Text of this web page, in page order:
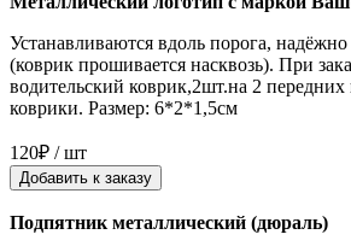
Устанавливаются вдоль порога,
(коврик прошивается насквозь). При
водительский коврик,2шт.на 2 передних
коврики. Размер: 6*2*1,5см
120₽ / шт
Добавить к заказу
Подпятник металлический (дюраль)